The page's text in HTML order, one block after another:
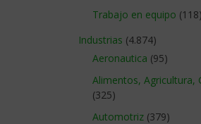
Trabajo en equipo (118)
Industrias (4.874)
Aeronautica (95)
Alimentos, Agricultura,
(325)
Automotriz (379)